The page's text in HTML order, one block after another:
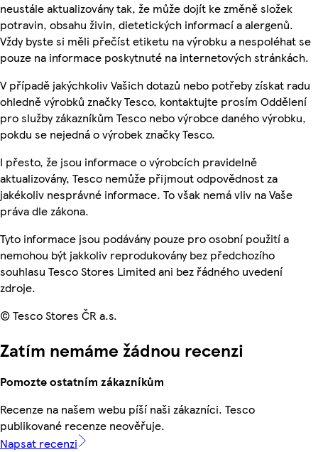
neustále aktualizovány tak, že může dojít ke změně složek
potravin, obsahu živin, dietetických informací a alergenů.
Vždy byste si měli přečíst etiketu na výrobku a nespoléhat se
pouze na informace poskytnuté na internetových stránkách.
V případě jakýchkoliv Vašich dotazů nebo potřeby získat radu
ohledně výrobků značky Tesco, kontaktujte prosím Oddělení
pro služby zákazníkům Tesco nebo výrobce daného výrobku,
pokdu se nejedná o výrobek značky Tesco.
I přesto, že jsou informace o výrobcích pravidelně
aktualizovány, Tesco nemůže přijmout odpovědnost za
jakékoliv nesprávné informace. To však nemá vliv na Vaše
práva dle zákona.
Tyto informace jsou podávány pouze pro osobní použití a
nemohou být jakkoliv reprodukovány bez předchozího
souhlasu Tesco Stores Limited ani bez řádného uvedení
zdroje.
© Tesco Stores ČR a.s.
Zatím nemáme žádnou recenzi
Pomozte ostatním zákazníkům
Recenze na našem webu píší naši zákazníci. Tesco
publikované recenze neověřuje.
Napsat recenzi